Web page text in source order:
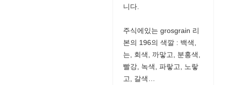
니다.
주식에있는 grosgrain 리
본의 196의 색깔 : 백색,
는, 회색, 까맣고, 분홍색,
빨강, 녹색, 파랗고, 노랗
고, 갈색…